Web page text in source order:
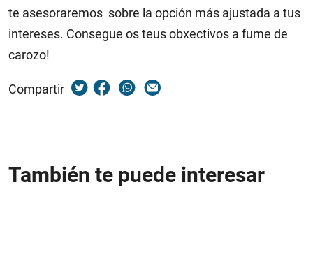
te asesoraremos sobre la opción más ajustada a tus
intereses. Consegue os teus obxectivos a fume de
carozo!
Compartir
También te puede interesar